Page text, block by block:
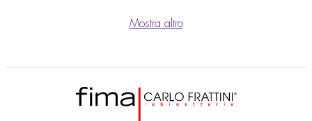
Mostra altro